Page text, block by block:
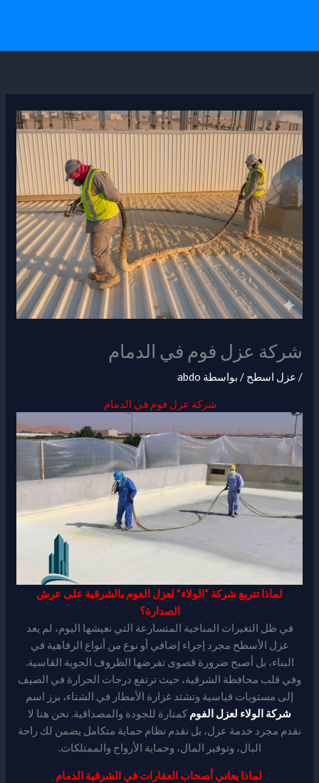
شركة عزل فوم في الدمام
/ عزل اسطح / بواسطة abdo
شركة عزل فوم في الدمام
لماذا تتربع شركة “الولاء” لعزل الفوم بالشرقية على عرش
الصدارة؟
في ظل التغيرات المناخية المتسارعة التي نعيشها اليوم، لم يعد
عزل الأسطح مجرد إجراء إضافي أو نوع من أنواع الرفاهية في
البناء، بل أصبح ضرورة قصوى تفرضها الظروف الجوية القاسية.
وفي قلب محافظة الشرقية، حيث ترتفع درجات الحرارة في الصيف
إلى مستويات قياسية وتشتد غزارة الأمطار في الشتاء، برز اسم
شركة الولاء لعزل الفوم كمنارة للجودة والمصداقية. نحن هنا لا
نقدم مجرد خدمة عزل، بل نقدم نظام حماية متكامل يضمن لك راحة
البال، وتوفير المال، وحماية الأرواح والممتلكات.
لماذا يعاني أصحاب العقارات في الشرقية الدمام